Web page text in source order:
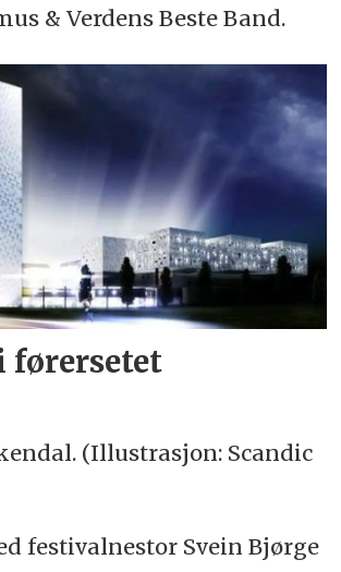
& Verdens Beste Band.
førersetet
(Illustrasjon: Scandic
festivalnestor Svein Bjørge